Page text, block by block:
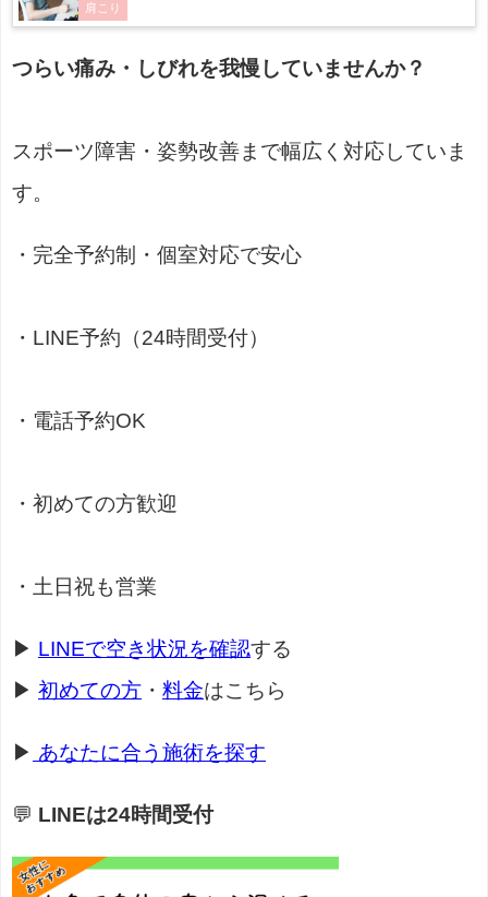
肩こり
つらい痛み・しびれを我慢していませんか？
スポーツ障害・姿勢改善まで幅広く対応していま
す。
・完全予約制・個室対応で安心
・LINE予約（24時間受付）
・電話予約OK
・初めての方歓迎
・土日祝も営業
▶ LINEで空き状況を確認する
▶ 初めての方 ・ 料金はこちら
▶ あなたに合う施術を探す
💬 LINEは24時間受付